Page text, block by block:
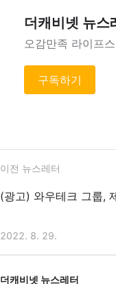
더캐비넷 뉴스
오감만족 라이프
구독하기
이전 뉴스레터
(광고) 와우테크 그룹,
2022. 8. 29.
더캐비넷 뉴스레터